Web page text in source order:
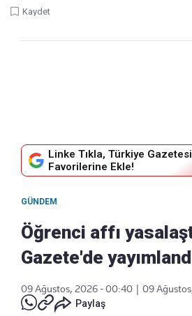
Kaydet
Linke Tıkla, Türkiye
Favorilerine Ekle!
GÜNDEM
Öğrenci affı
Gazete'de
09 Ağustos, 2026 - 00:40
09
Paylaş